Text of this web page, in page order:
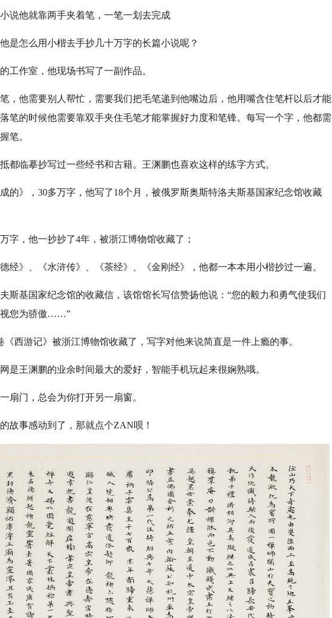
说他就靠两手夹着笔，一笔一划去完成
是怎么用小楷去手抄几十万字的长篇小说呢？
工作室，他现场书写了一副作品。
，他需要别人帮忙，需要我们把毛笔递到他嘴边后，他用嘴含住笔杆以后才能
笔的时候他需要靠双手夹住毛笔才能掌握好力度和笔锋。每写一个字，他都需
笔。
都临摹抄写过一些经书和古籍。王渊鹏也喜欢这样的练字方式。
的》，30多万字，他写了18个月，被俄罗斯奥斯特洛夫斯基国家纪念馆收藏
字，他一抄抄了4年，被浙江博物馆收藏了；
经》、《水浒传》、《茶经》、《金刚经》，他都一本本用小楷抄过一遍。
斯基国家纪念馆的收藏信，该馆馆长写信赞扬他说：“您的毅力和勇气使我们
视您为骄傲……”
西游记》被浙江博物馆收藏了，写字对他来说简直是一件上瘾的事。
是王渊鹏的业余时间最大的爱好，智能手机玩起来很娴熟哦。
扇门，总会为你打开另一扇窗。
故事感动到了，那就点个ZAN呗！